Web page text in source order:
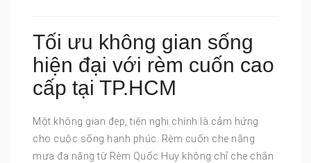
Tối ưu không gian sống
hiện đại với rèm cuốn cao
cấp tại TP.HCM
Một không gian đẹp, tiện nghi chính là cảm hứng
cho cuộc sống hạnh phúc. Rèm cuốn che nắng
mưa đa năng từ Rèm Quốc Huy không chỉ che chắn